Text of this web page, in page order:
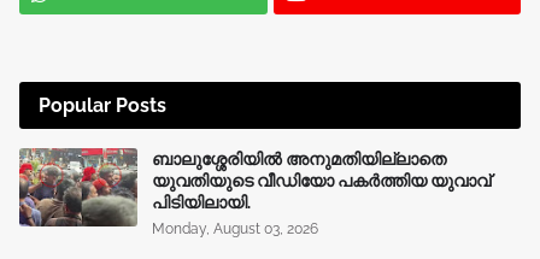
Popular Posts
ബാലുശ്ശേരിയിൽ അനുമതിയില്ലാതെ
യുവതിയുടെ വീഡിയോ പകർത്തിയ യുവാവ്
പിടിയിലായി.
Monday, August 03, 2026